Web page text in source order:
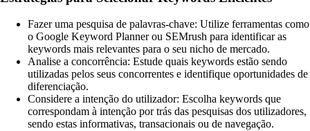
Fazer uma pesquisa de palavras-chave: Utilize ferramentas como
o Google Keyword Planner ou SEMrush para identificar as
keywords mais relevantes para o seu nicho de mercado.
Analise a concorrência: Estude quais keywords estão sendo
utilizadas pelos seus concorrentes e identifique oportunidades de
diferenciação.
Considere a intenção do utilizador: Escolha keywords que
correspondam à intenção por trás das pesquisas dos utilizadores,
sendo estas informativas, transacionais ou de navegação.